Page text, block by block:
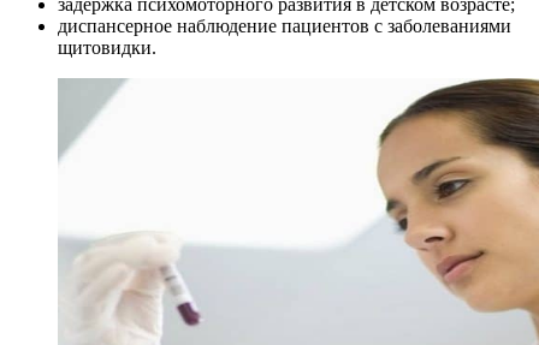
диспансерное наблюдение пациентов с заболеваниями
щитовидки.